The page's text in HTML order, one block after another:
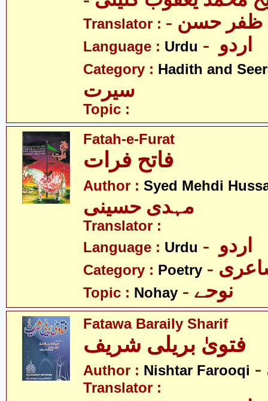
Translator : ظفر حسن
Language : Urdu
Category : Hadith and
سیرت
Topic :
Fatah-e-Furat
Author : Syed Mehdi
مہدی حسینی
Translator :
Language : Urdu
Category : Poetry
Topic : Nohay
Fatawa Baraily Sharif
فتویٰ بریلی شریف
Author : Nishtar Farooqi
Translator :